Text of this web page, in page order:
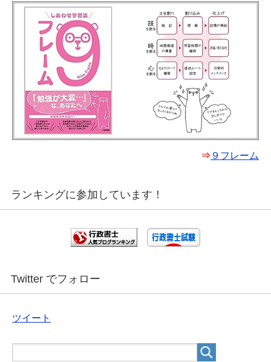
⇒ ９フレーム
ランキングに参加しています！
Twitter でフォロー
ツイート